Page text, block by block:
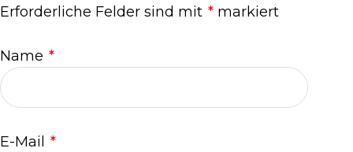
Erforderliche Felder sind mit * markiert
Name *
E-Mail *